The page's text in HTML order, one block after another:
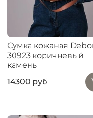
Сумка кожаная
30923 коричневый
камень
14300 руб